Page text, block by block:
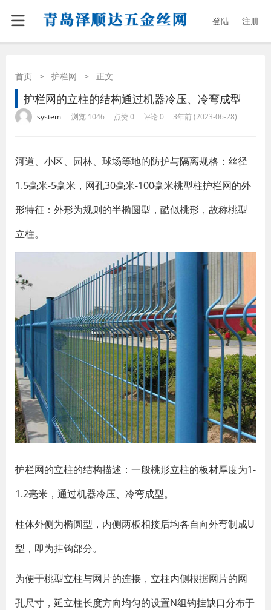
登陆 注册
首页 > 护栏网 > 正文
护栏网的立柱的结构通过机器冷压、冷弯成型
system 浏览 1046 点赞 0 评论 0 3年前 (2023-06-28)
河道、小区、园林、球场等地的防护与隔离规格：丝径
1.5毫米-5毫米，网孔30毫米-100毫米桃型柱护栏网的外
形特征：外形为规则的半椭圆型，酷似桃形，故称桃型
立柱。
护栏网的立柱的结构描述：一般桃形立柱的板材厚度为1-
1.2毫米，通过机器冷压、冷弯成型。
柱体外侧为椭圆型，内侧两板相接后均各自向外弯制成U
型，即为挂钩部分。
为便于桃型立柱与网片的连接，立柱内侧根据网片的网
孔尺寸，延立柱长度方向均匀的设置N组钩挂缺口分布于